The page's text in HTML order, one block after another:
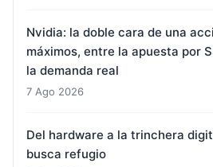
Nvidia: la doble cara de una
máximos, entre la apuesta por
la demanda real
7 Ago 2026
Del hardware a la trinchera
busca refugio